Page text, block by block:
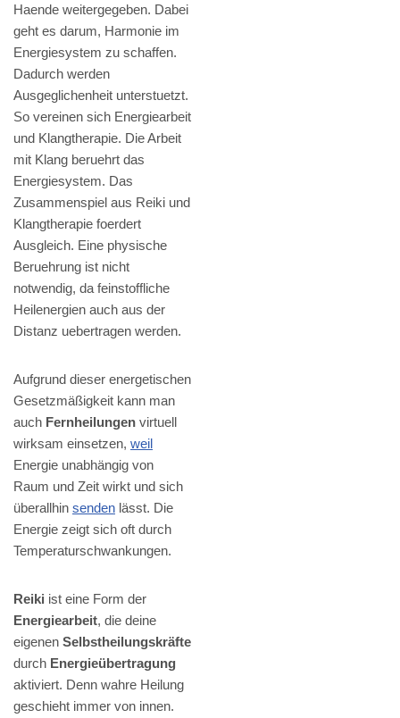
Haende weitergegeben. Dabei
geht es darum, Harmonie im
Energiesystem zu schaffen.
Dadurch werden
Ausgeglichenheit unterstuetzt.
So vereinen sich Energiearbeit
und Klangtherapie. Die Arbeit
mit Klang beruehrt das
Energiesystem. Das
Zusammenspiel aus Reiki und
Klangtherapie foerdert
Ausgleich. Eine physische
Beruehrung ist nicht
notwendig, da feinstoffliche
Heilenergien auch aus der
Distanz uebertragen werden.
Aufgrund dieser energetischen
Gesetzmäßigkeit kann man
auch Fernheilungen virtuell
wirksam einsetzen, weil
Energie unabhängig von
Raum und Zeit wirkt und sich
überallhin senden lässt. Die
Energie zeigt sich oft durch
Temperaturschwankungen.
Reiki ist eine Form der
Energiearbeit, die deine
eigenen Selbstheilungskräfte
durch Energieübertragung
aktiviert. Denn wahre Heilung
geschieht immer von innen.